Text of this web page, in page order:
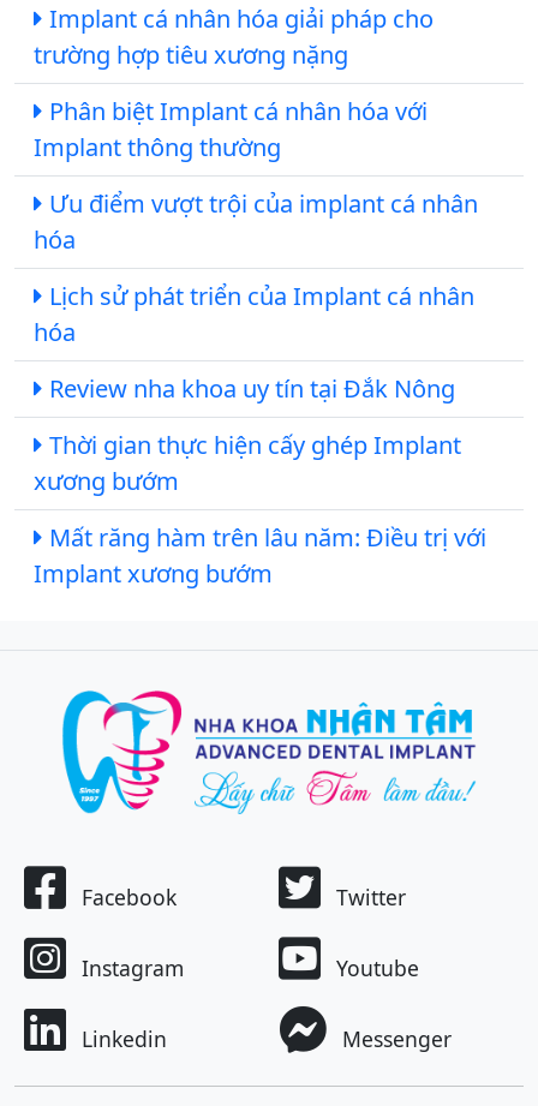
Implant cá nhân hóa giải pháp cho
trường hợp tiêu xương nặng
Phân biệt Implant cá nhân hóa với
Implant thông thường
Ưu điểm vượt trội của implant cá nhân
hóa
Lịch sử phát triển của Implant cá nhân
hóa
Review nha khoa uy tín tại Đắk Nông
Thời gian thực hiện cấy ghép Implant
xương bướm
Mất răng hàm trên lâu năm: Điều trị với
Implant xương bướm
Facebook Twitter
Instagram Youtube
Linkedin Messenger